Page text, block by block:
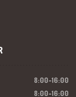
8:00-16:00
8:00-16:00